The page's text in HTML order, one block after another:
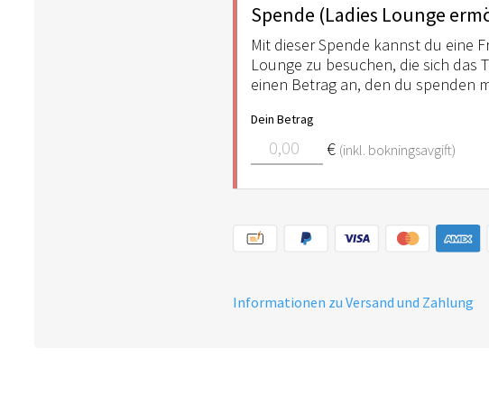
Spende (Ladies Lounge
Mit dieser Spende kannst du eine
Lounge zu besuchen, die sich das
einen Betrag an, den du spenden
Dein Betrag
€ (inkl. bokningsavgift)
Informationen zu Versand und Zahlung